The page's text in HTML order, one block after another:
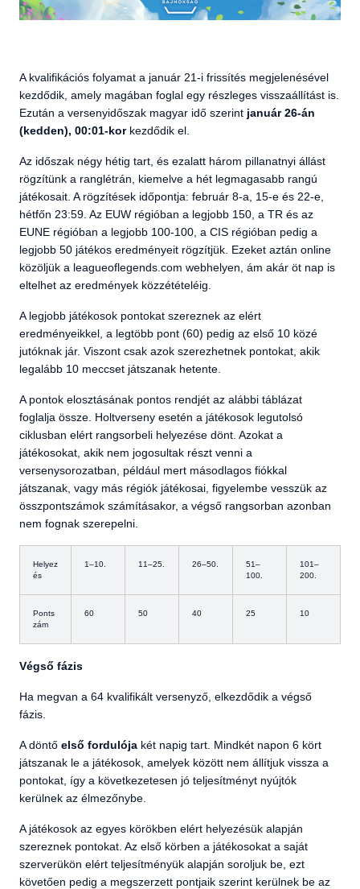
A kvalifikációs folyamat a január 21-i frissítés megjelenésével
kezdődik, amely magában foglal egy részleges visszaállítást is.
Ezután a versenyidőszak magyar idő szerint január 26-án
(kedden), 00:01-korkezdődik el.
Az időszak négy hétig tart, és ezalatt három pillanatnyi állást
rögzítünk a ranglétrán, kiemelve a hét legmagasabb rangú
játékosait. A rögzítések időpontja: február 8-a, 15-e és 22-e,
hétfőn 23:59. Az EUW régióban a legjobb 150, a TR és az
EUNE régióban a legjobb 100-100, a CIS régióban pedig a
legjobb 50 játékos eredményeit rögzítjük. Ezeket aztán online
közöljük a leagueoflegends.com webhelyen, ám akár öt nap is
eltelhet az eredmények közzétételéig.
A legjobb játékosok pontokat szereznek az elért
eredményeikkel, a legtöbb pont (60) pedig az első 10 közé
jutóknak jár. Viszont csak azok szerezhetnek pontokat, akik
legalább 10 meccset játszanak hetente.
A pontok elosztásának pontos rendjét az alábbi táblázat
foglalja össze. Holtverseny esetén a játékosok legutolsó
ciklusban elért rangsorbeli helyezése dönt. Azokat a
játékosokat, akik nem jogosultak részt venni a
versenysorozatban, például mert másodlagos fiókkal
játszanak, vagy más régiók játékosai, figyelembe vesszük az
összpontszámok számításakor, a végső rangsorban azonban
nem fognak szerepelni.
Helyez
és
1–10. 11–25. 26–50.
51–
100.
101–
200.
Ponts
zám
60 50 40 25 10
Végső fázis
Ha megvan a 64 kvalifikált versenyző, elkezdődik a végső
fázis.
A döntő első fordulója két napig tart. Mindkét napon 6 kört
játszanak le a játékosok, amelyek között nem állítjuk vissza a
pontokat, így a következetesen jó teljesítményt nyújtók
kerülnek az élmezőnybe.
A játékosok az egyes körökben elért helyezésük alapján
szereznek pontokat. Az első körben a játékosokat a saját
szerverükön elért teljesítményük alapján soroljuk be, ezt
követően pedig a megszerzett pontjaik szerint kerülnek be az